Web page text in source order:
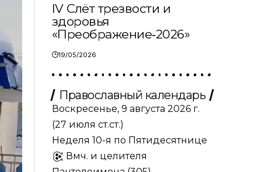
IV Слёт трезвости и
здоровья
«Преображение‑2026»
19/05/2026
Православный календарь
Воскресенье, 9 августа 2026 г.
(27 июля ст.ст.)
Неделя 10-я по Пятидесятнице
Вмч. и целителя